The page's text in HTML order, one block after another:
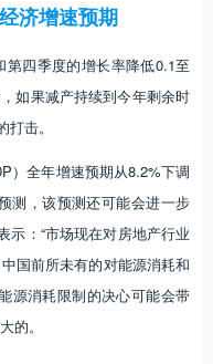
济增速预期
四季度的增长率降低0.1至
如果减产持续到今年剩余时
击。
）全年增速预期从8.2%下调
测，该预测还可能会进一步
示：“市场现在对房地产行业
国前所未有的对能源消耗和
源消耗限制的决心可能会带
的。